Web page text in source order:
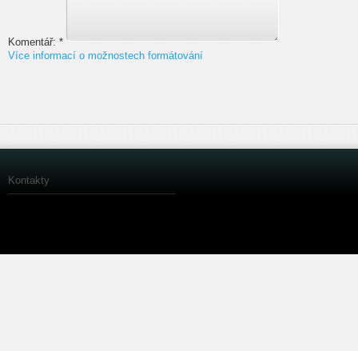
Komentář: *
Více informací o možnostech formátování
Kontakty